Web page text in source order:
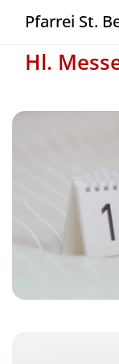
Pfarrei St.
Hl.